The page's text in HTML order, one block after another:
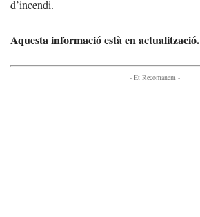
d’incendi.
Aquesta informació està en actualització.
- Et Recomanem -